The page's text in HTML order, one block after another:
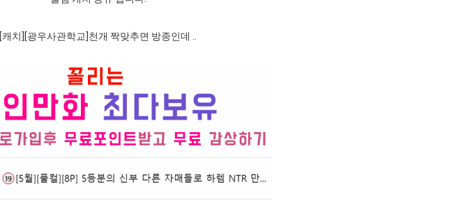
[캐치][광우사관학교]천개 짝맞추면 방종인데 ..